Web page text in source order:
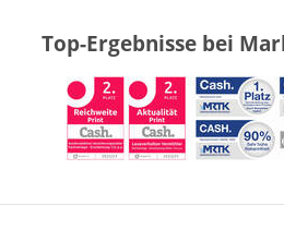
Top-Ergebnisse bei